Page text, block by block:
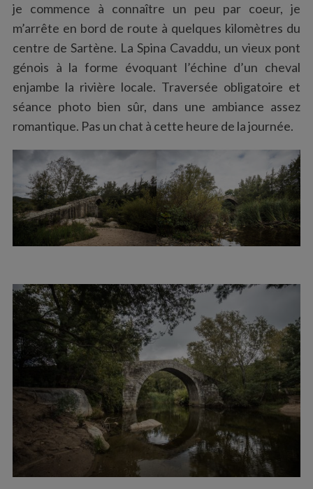
je commence à connaître un peu par coeur, je
m’arrête en bord de route à quelques kilomètres du
centre de Sartène. La Spina Cavaddu, un vieux pont
génois à la forme évoquant l’échine d’un cheval
enjambe la rivière locale. Traversée obligatoire et
séance photo bien sûr, dans une ambiance assez
romantique. Pas un chat à cette heure de la journée.